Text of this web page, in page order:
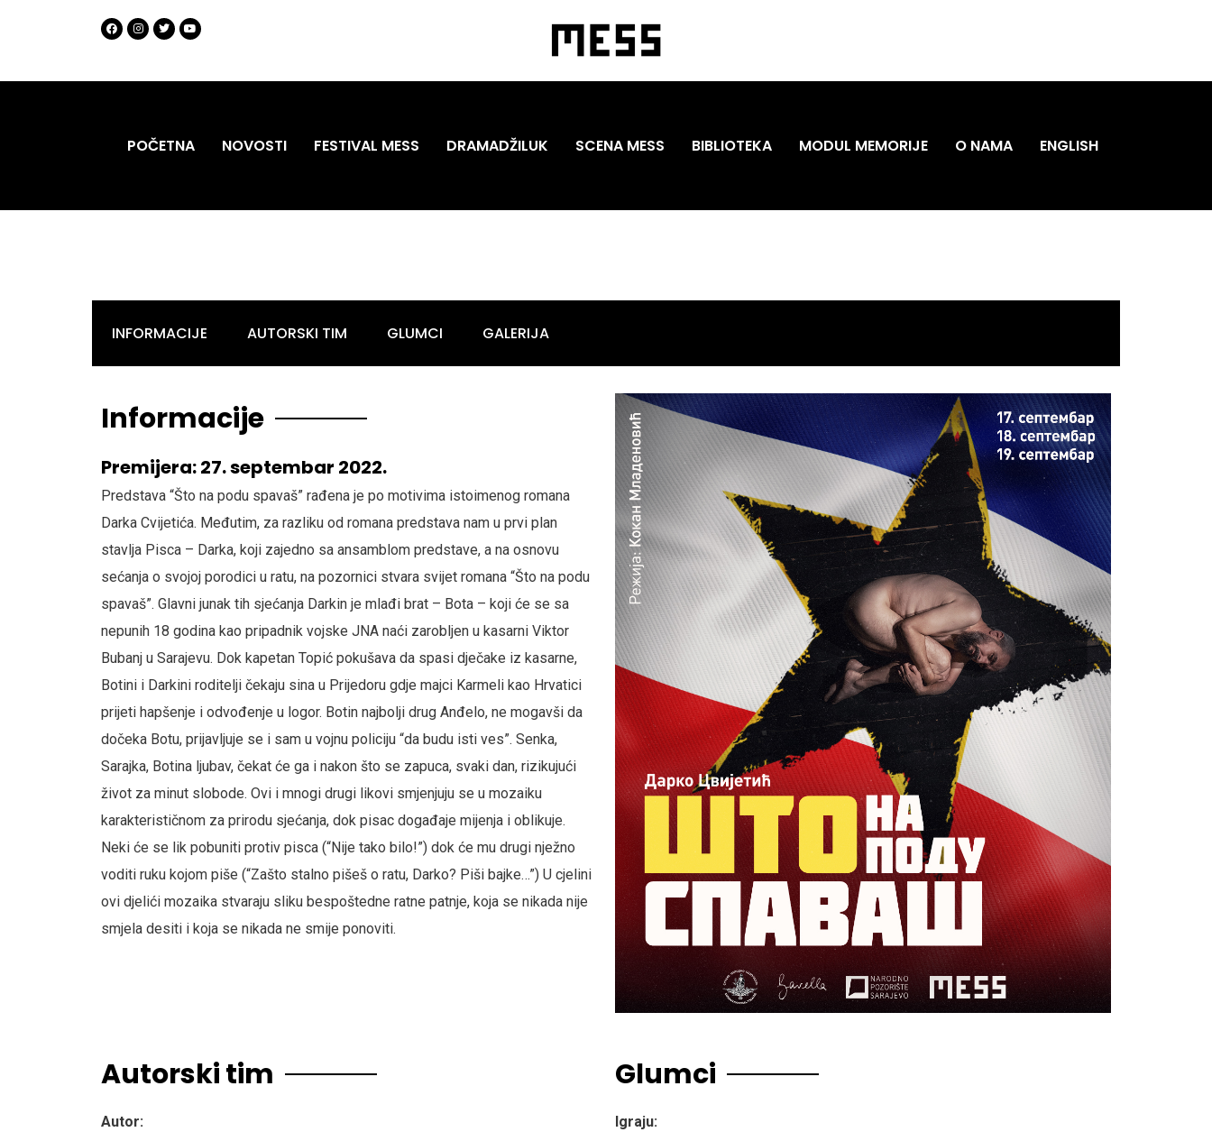
POČETNA NOVOSTI FESTIVAL MESS DRAMADŽILUK SCENA MESS BIBLIOTEKA MODUL MEMORIJE O NAMA ENGLISH
INFORMACIJE AUTORSKI TIM GLUMCI GALERIJA
Informacije
Premijera: 27. septembar 2022.
Predstava “Što na podu spavaš” rađena je po motivima istoimenog romana
Darka Cvijetića. Međutim, za razliku od romana predstava nam u prvi plan
stavlja Pisca – Darka, koji zajedno sa ansamblom predstave, a na osnovu
sećanja o svojoj porodici u ratu, na pozornici stvara svijet romana “Što na podu
spavaš”. Glavni junak tih sjećanja Darkin je mlađi brat – Bota – koji će se sa
nepunih 18 godina kao pripadnik vojske JNA naći zarobljen u kasarni Viktor
Bubanj u Sarajevu. Dok kapetan Topić pokušava da spasi dječake iz kasarne,
Botini i Darkini roditelji čekaju sina u Prijedoru gdje majci Karmeli kao Hrvatici
prijeti hapšenje i odvođenje u logor. Botin najbolji drug Anđelo, ne mogavši da
dočeka Botu, prijavljuje se i sam u vojnu policiju “da budu isti ves”. Senka,
Sarajka, Botina ljubav, čekat će ga i nakon što se zapuca, svaki dan, rizikujući
život za minut slobode. Ovi i mnogi drugi likovi smjenjuju se u mozaiku
karakterističnom za prirodu sjećanja, dok pisac događaje mijenja i oblikuje.
Neki će se lik pobuniti protiv pisca (“Nije tako bilo!”) dok će mu drugi nježno
voditi ruku kojom piše (“Zašto stalno pišeš o ratu, Darko? Piši bajke…”) U cjelini
ovi djelići mozaika stvaraju sliku bespoštedne ratne patnje, koja se nikada nije
smjela desiti i koja se nikada ne smije ponoviti.
Autorski tim
Autor:
Glumci
Igraju: